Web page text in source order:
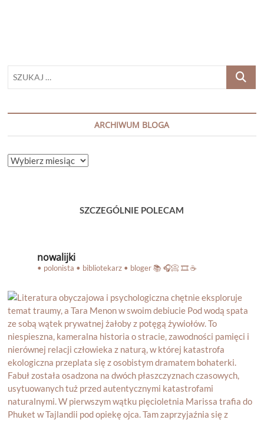
SZUKAJ
ARCHIWUM BLOGA
ARCHIWUM
SZCZEGÓLNIE POLECAM
nowalijki
• polonista • bibliotekarz • bloger📚 🎧📀 🎞️ ☕️